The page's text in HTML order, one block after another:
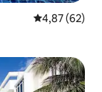
Средна
4,87 (62)